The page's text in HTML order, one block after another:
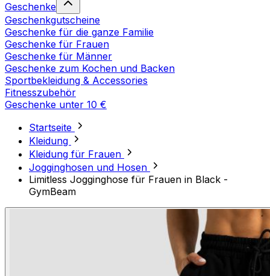
Geschenke
Geschenkgutscheine
Geschenke für die ganze Familie
Geschenke für Frauen
Geschenke für Männer
Geschenke zum Kochen und Backen
Sportbekleidung & Accessories
Fitnesszubehör
Geschenke unter 10 €
Startseite
Kleidung
Kleidung für Frauen
Jogginghosen und Hosen
Limitless Jogginghose für Frauen in Black -
GymBeam